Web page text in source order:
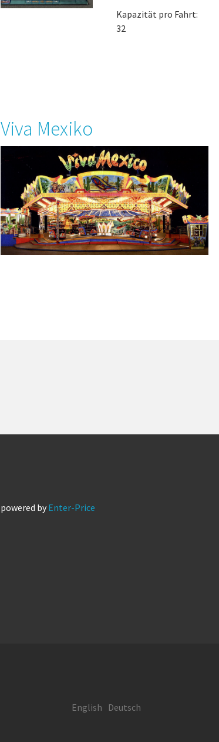
Kapazität pro Fahrt:
32
Viva Mexiko
powered by Enter-Price
English Deutsch